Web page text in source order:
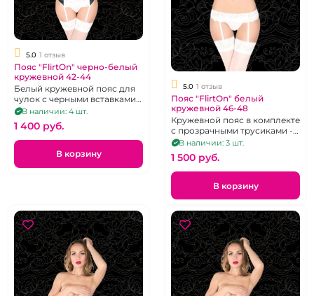
5.0 1 отзыв
Пояс "FlirtOn" черно-белый
кружевной 42-44
Белый кружевной пояс для
чулок с черными вставками
по бокам и трусики, размер
В наличии: 4 шт.
1 400 pуб.
В корзину
5.0 1 отзыв
Пояс "FlirtOn" белый
кружевной 46-48
Кружевной пояс в комплекте
с прозрачными трусиками -
стрингами.
В наличии: 3 шт.
1 500 pуб.
В корзину